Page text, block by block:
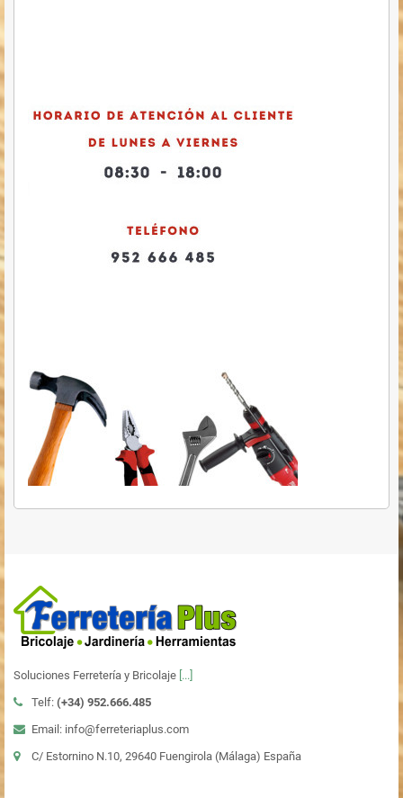
Soluciones Ferretería y Bricolaje [...]
Telf: (+34) 952.666.485
Email: info@ferreteriaplus.com
C/ Estornino N.10, 29640 Fuengirola (Málaga) España